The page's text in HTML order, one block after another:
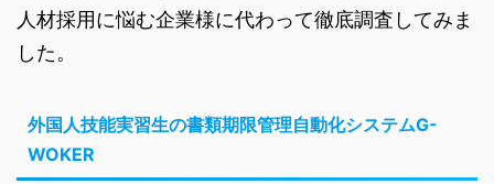
人材採用に悩む企業様に代わって徹底調査してみま
した。
外国人技能実習生の書類期限管理自動化システムG-
WOKER